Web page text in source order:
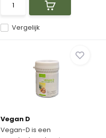
Vergelijk
Vegan D
Vegan-D is een